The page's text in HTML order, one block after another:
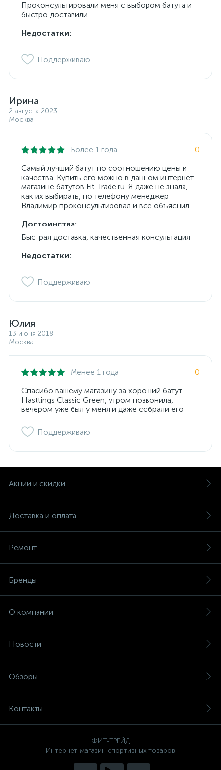
Проконсультировали меня с выбором батута и
быстро доставили
Недостатки:
Поддерживаю
Ирина
2 августа 2023
Москва
Более 1 года
0
Самый лучший батут по соотношению цены и
качества. Купить его можно в данном интернет
магазине батутов Fit-Trade.ru. Я даже не знала,
как их выбирать, по телефону менеджер
Владимир проконсультировал и все объяснил.
Достоинства:
Быстрая доставка, качественная консультация
Недостатки:
Поддерживаю
Юлия
13 июня 2018
Москва
Менее 1 года
0
Спасибо вашему магазину за хороший батут
Hasttings Classic Green, утром позвонила,
вечером уже был у меня и даже собрали его.
Поддерживаю
Акции и скидки
Доставка и оплата
Ремонт
Бренды
О компании
Новости
Обзоры
Контакты
ФИТ-ТРЕЙД
Интернет-магазин спортивных товаров